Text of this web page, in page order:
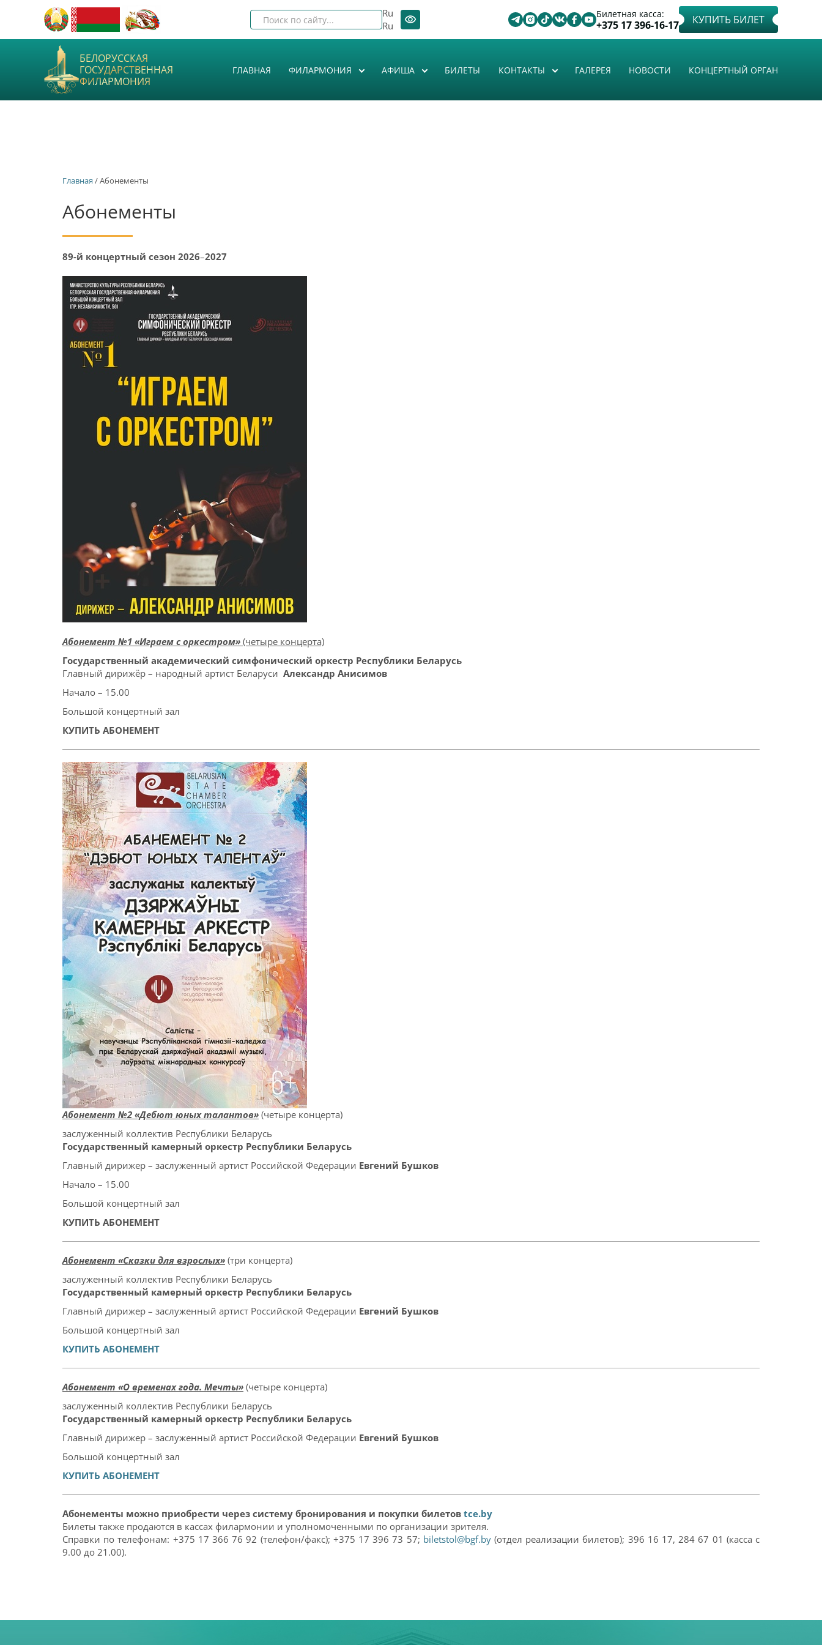
Билетная касса:
+375 17 396-16-17 КУПИТЬ БИЛЕТ
Ru
Ru
БЕЛОРУССКАЯ
ГОСУДАРСТВЕННАЯ
ФИЛАРМОНИЯ
ГЛАВНАЯ ФИЛАРМОНИЯ АФИША БИЛЕТЫ КОНТАКТЫ ГАЛЕРЕЯ НОВОСТИ КОНЦЕРТНЫЙ ОРГАН
Главная / Абонементы
Абонементы
89-й концертный сезон 2026–2027
Абонемент №1 «Играем с оркестром» (четыре концерта)
Государственный академический симфонический оркестр Республики Беларусь
Главный дирижёр – народный артист Беларуси Александр Анисимов
Начало – 15.00
Большой концертный зал
КУПИТЬ АБОНЕМЕНТ
Абонемент №2 «Дебют юных талантов» (четыре концерта)
заслуженный коллектив Республики Беларусь
Государственный камерный оркестр Республики Беларусь
Главный дирижер – заслуженный артист Российской Федерации Евгений Бушков
Начало – 15.00
Большой концертный зал
КУПИТЬ АБОНЕМЕНТ
Абонемент «Сказки для взрослых» (три концерта)
заслуженный коллектив Республики Беларусь
Государственный камерный оркестр Республики Беларусь
Главный дирижер – заслуженный артист Российской Федерации Евгений Бушков
Большой концертный зал
КУПИТЬ АБОНЕМЕНТ
Абонемент «О временах года. Мечты» (четыре концерта)
заслуженный коллектив Республики Беларусь
Государственный камерный оркестр Республики Беларусь
Главный дирижер – заслуженный артист Российской Федерации Евгений Бушков
Большой концертный зал
КУПИТЬ АБОНЕМЕНТ
Абонементы можно приобрести через систему бронирования и покупки билетов tce.by
Билеты также продаются в кассах филармонии и уполномоченными по организации зрителя.
Справки по телефонам: +375 17 366 76 92 (телефон/факс); +375 17 396 73 57; biletstol@bgf.by(отдел реализации билетов); 396 16 17, 284 67 01 (касса с
9.00 до 21.00).